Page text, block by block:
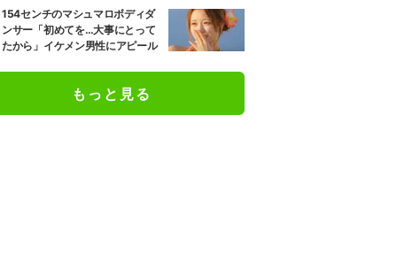
154センチのマシュマロボディダ
ンサー「初めてを…大事にとって
たから」イケメン男性にアピール
もっと見る